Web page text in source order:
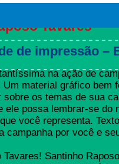
Tavares
de impressão –
na ação de
Um material gráfico bem
sobre os temas de sua
ele possa lembrar-se do
você representa.
campanha por você e
Tavares! Santinho